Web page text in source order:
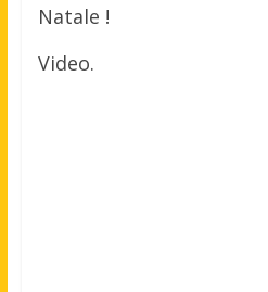
Natale !
Video.